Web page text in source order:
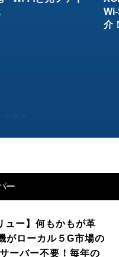
介
ー
ュー】何もかもが革
がローカル５G市場の
ーバー不要！毎年の